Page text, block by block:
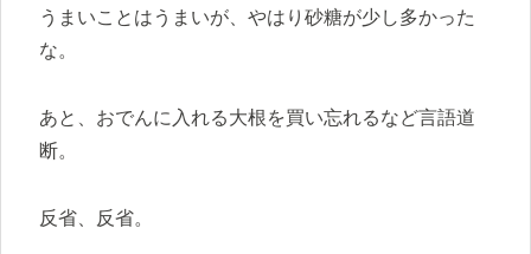
うまいことはうまいが、やはり砂糖が少し多かった
な。
あと、おでんに入れる大根を買い忘れるなど言語道
断。
反省、反省。